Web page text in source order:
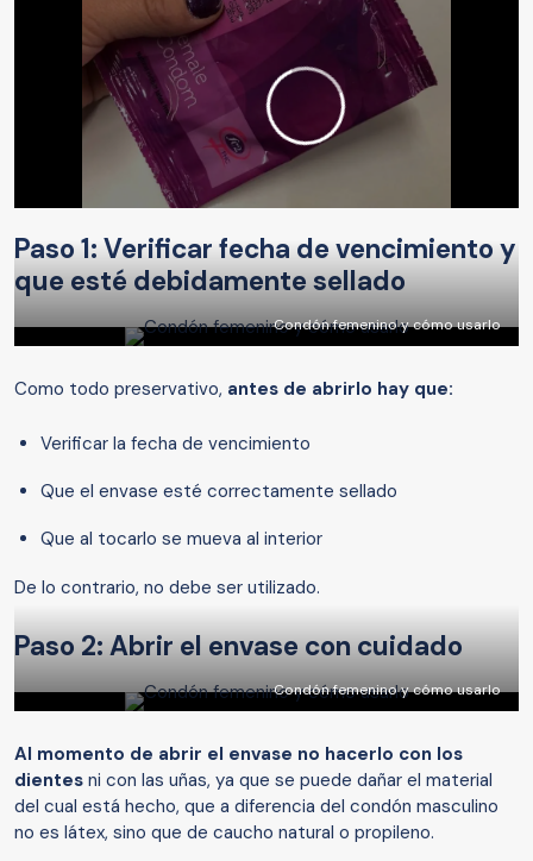
Paso 1: Verificar fecha de vencimiento y
que esté debidamente sellado
Condón femenino y cómo usarlo
Como todo preservativo, antes de abrirlo hay que:
Verificar la fecha de vencimiento
Que el envase esté correctamente sellado
Que al tocarlo se mueva al interior
De lo contrario, no debe ser utilizado.
Paso 2: Abrir el envase con cuidado
Condón femenino y cómo usarlo
Al momento de abrir el envase no hacerlo con los
dientes ni con las uñas, ya que se puede dañar el material
del cual está hecho, que a diferencia del condón masculino
no es látex, sino que de caucho natural o propileno.